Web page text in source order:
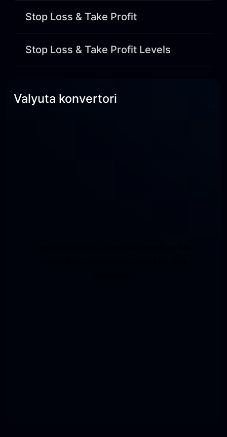
Stop Loss & Take Profit
Stop Loss & Take Profit Levels
Valyuta konvertori